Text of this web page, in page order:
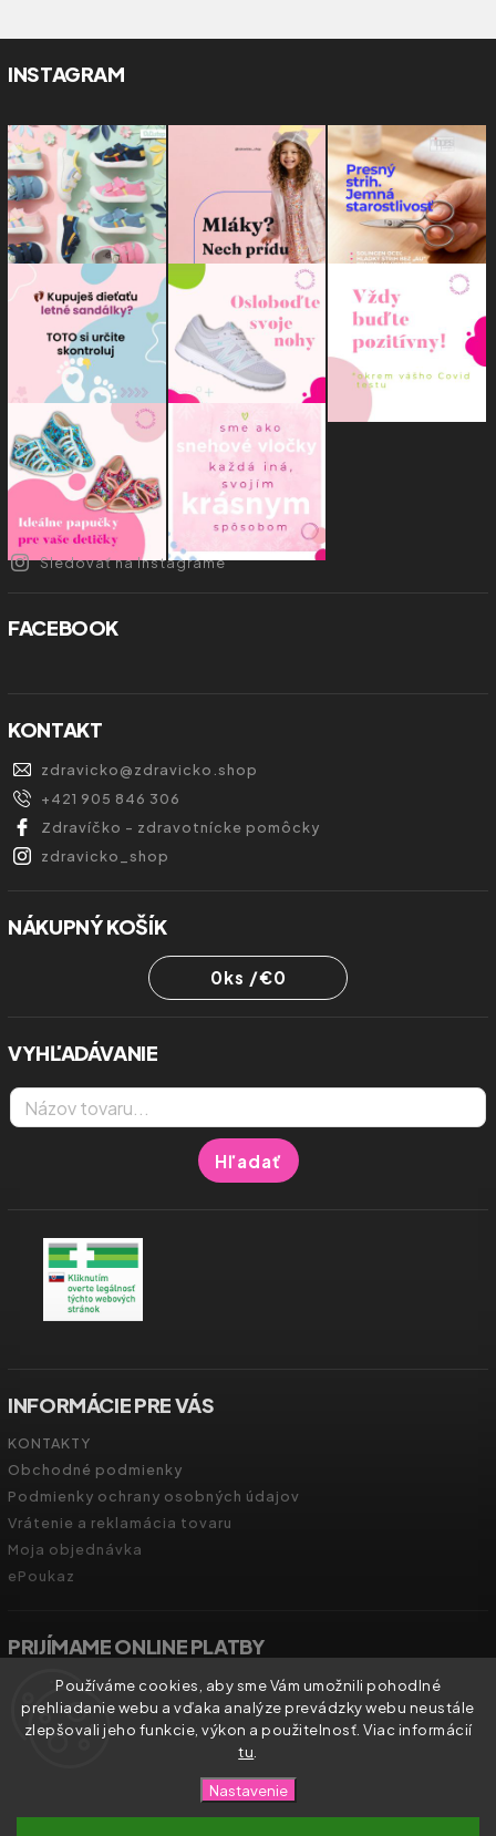
Používáme cookies, aby sme Vám umožnili pohodlné
prehliadanie webu a vďaka analýze prevádzky webu neustále
zlepšovali jeho funkcie, výkon a použitelnosť. Viac informácií
tu
Nastavenie
INSTAGRAM
Sledovať na Instagrame
FACEBOOK
KONTAKT
zdravicko@zdravicko.shop
+421 905 846 306
Zdravíčko - zdravotnícke pomôcky
zdravicko_shop
NÁKUPNÝ KOŠÍK
0ks /€0
VYHĽADÁVANIE
Hľadať
INFORMÁCIE PRE VÁS
KONTAKTY
Obchodné podmienky
Podmienky ochrany osobných údajov
Vrátenie a reklamácia tovaru
Moja objednávka
ePoukaz
PRIJÍMAME ONLINE PLATBY
Zdravíčko.shop. Všetky práva vyhradené.
Shoptet| DesignShoptak.cz.